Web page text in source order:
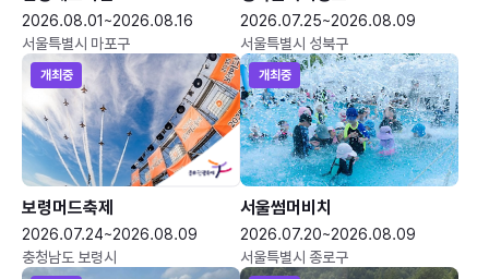
2026.08.01~2026.08.16
서울특별시 마포구
2026.07.25~2026.08.09
서울특별시 성북구
개최중
보령머드축제
2026.07.24~2026.08.09
충청남도 보령시
개최중
서울썸머비치
2026.07.20~2026.08.09
서울특별시 종로구